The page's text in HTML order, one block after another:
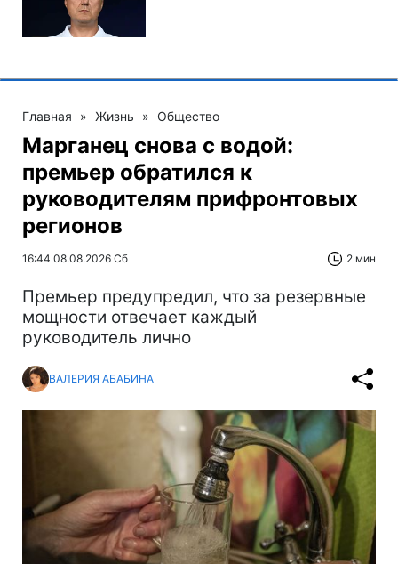
Главная » Жизнь » Общество
Марганец снова с водой:
премьер обратился к
руководителям прифронтовых
регионов
16:44 08.08.2026 Сб 2 мин
Премьер предупредил, что за резервные
мощности отвечает каждый
руководитель лично
ВАЛЕРИЯ АБАБИНА